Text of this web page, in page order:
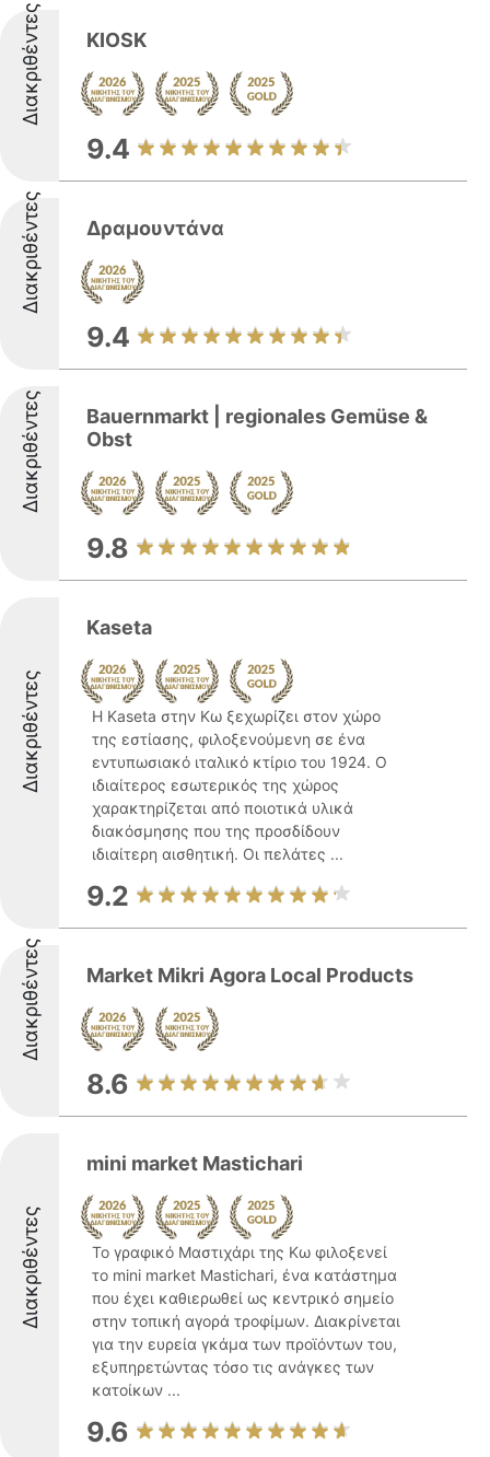
Διακριθέντες KIOSK
9.4
Διακριθέντες Δραμουντάνα
9.4
Διακριθέντες
Bauernmarkt | regionales Gemüse &
Obst
9.8
Διακριθέντες
Kaseta
Η Kaseta στην Κω ξεχωρίζει στον χώρο
της εστίασης, φιλοξενούμενη σε ένα
εντυπωσιακό ιταλικό κτίριο του 1924. Ο
ιδιαίτερος εσωτερικός της χώρος
χαρακτηρίζεται από ποιοτικά υλικά
διακόσμησης που της προσδίδουν
ιδιαίτερη αισθητική. Οι πελάτες ...
9.2
Διακριθέντες Market Mikri Agora Local Products
8.6
Διακριθέντες
mini market Mastichari
Το γραφικό Μαστιχάρι της Κω φιλοξενεί
το mini market Mastichari, ένα κατάστημα
που έχει καθιερωθεί ως κεντρικό σημείο
στην τοπική αγορά τροφίμων. Διακρίνεται
για την ευρεία γκάμα των προϊόντων του,
εξυπηρετώντας τόσο τις ανάγκες των
κατοίκων ...
9.6